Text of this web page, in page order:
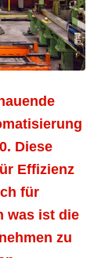
Diese
Effizienz
für
was ist die
zu